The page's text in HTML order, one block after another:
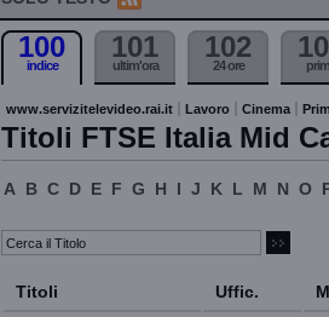
100
indice
101
ultim'ora
102
24 ore
www.servizitelevideo.rai.it Lavoro Cinema
Titoli FTSE Italia Mid
A B C D E F G H I J K L M N O
Titoli Uffic.